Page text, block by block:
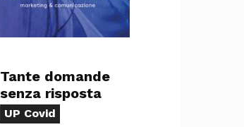
Tante domande
senza risposta
UP Covid